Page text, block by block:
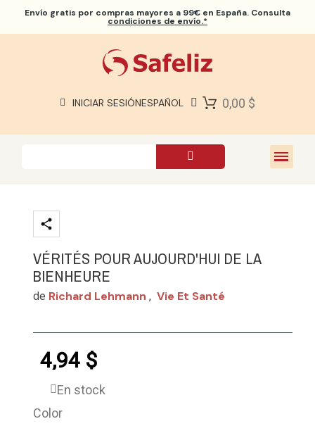
Envío gratis por compras mayores a 99€ en España. Consulta
condiciones de envío.*
INICIAR SESIÓNESPAÑOL 0,00 $
VÉRITÉS POUR AUJOURD'HUI DE LA
BIENHEURE
de Richard Lehmann , Vie Et Santé
4,94 $
En stock
Color